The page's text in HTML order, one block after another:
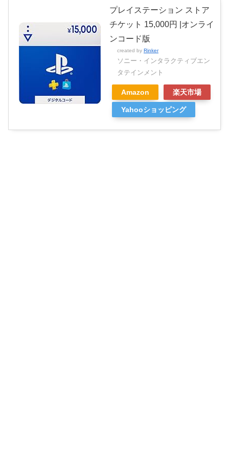
プレイステーション ストア
チケット 15,000円 |オンライ
ンコード版
created by Rinker
ソニー・インタラクティブエン
タテインメント
Amazon 楽天市場
Yahooショッピング